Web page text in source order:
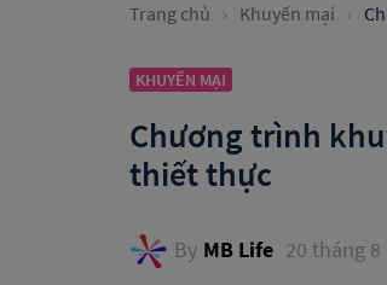
Trang chủ Khuyến mại
KHUYẾN MẠI
Chương trình
thiết thực
By MB Life 20 tháng